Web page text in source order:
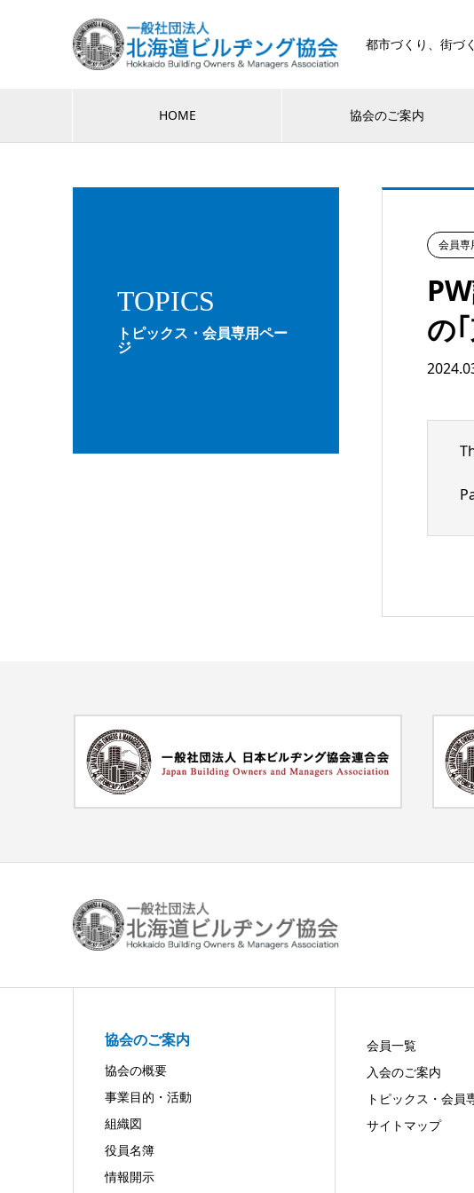
都市づくり、街づ
HOME 協会のご案内
TOPICS
トピックス・会員専用ペー
ジ
会員専
の
協会のご案内
協会の概要
事業目的・活動
組織図
役員名簿
情報開示
会員一覧
入会のご案内
トピックス・会員
サイトマップ